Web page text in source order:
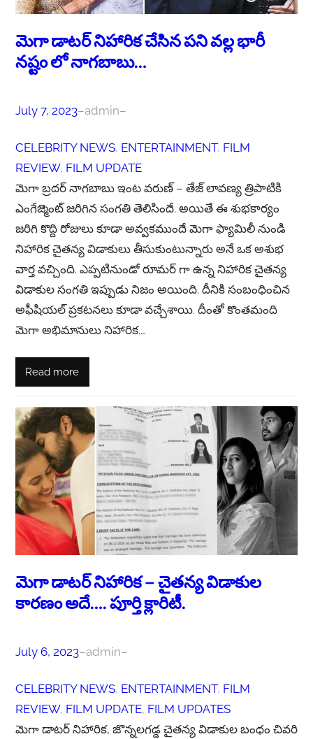
మెగా డాటర్ నిహారిక చేసిన పని వల్ల భారీ
నష్టం లో నాగబాబు…
July 7, 2023–admin–
CELEBRITY NEWS, ENTERTAINMENT, FILM
REVIEW, FILM UPDATE
మెగా బ్రదర్ నాగబాబు ఇంట వరుణ్ – తేజ్ లావణ్య త్రిపాటికి
ఎంగేజ్మెంట్ జరిగిన సంగతి తెలిసిందే. అయితే ఈ శుభకార్యం
జరిగి కొద్ది రోజులు కూడా అవ్వకముందే మెగా ఫ్యామిలీ నుండి
నిహారిక చైతన్య విడాకులు తీసుకుంటున్నారు అనే ఒక అశుభ
వార్త వచ్చింది. ఎప్పటినుండో రూమర్ గా ఉన్న నిహారిక చైతన్య
విడాకుల సంగతి ఇప్పుడు నిజం అయింది. దీనికి సంబంధించిన
అఫీషియల్ ప్రకటనలు కూడా వచ్చేశాయి. దీంతో కొంతమంది
మెగా అభిమానులు నిహారిక.…
Read more
మెగా డాటర్ నిహారిక – చైతన్య విడాకుల
కారణం అదే…. పూర్తి క్లారిటీ.
July 6, 2023–admin–
CELEBRITY NEWS, ENTERTAINMENT, FILM
REVIEW, FILM UPDATE, FILM UPDATES
మెగా డాటర్ నిహారిక, జొన్నలగడ్డ చైతన్య విడాకుల బంధం చివరి